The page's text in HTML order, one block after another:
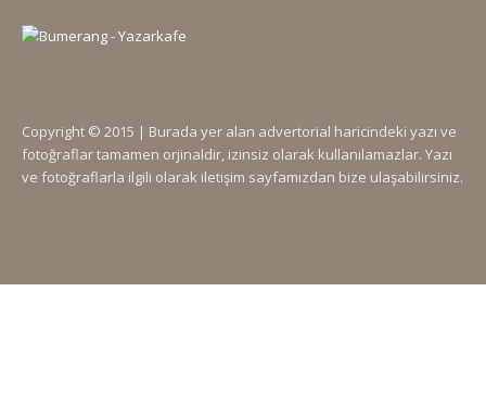
Copyright © 2015 | Burada yer alan advertorial haricindeki yazı ve
fotoğraflar tamamen orjinaldir, izinsiz olarak kullanılamazlar. Yazı
ve fotoğraflarla ilgili olarak iletişim sayfamızdan bize ulaşabilirsiniz.